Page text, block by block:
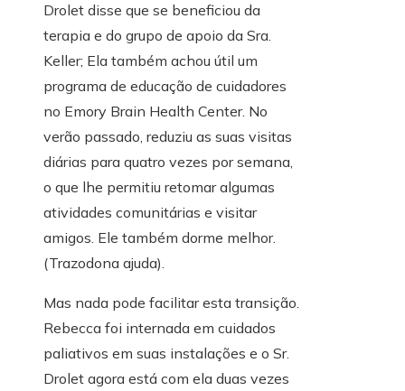
Drolet disse que se beneficiou da
terapia e do grupo de apoio da Sra.
Keller; Ela também achou útil um
programa de educação de cuidadores
no Emory Brain Health Center. No
verão passado, reduziu as suas visitas
diárias para quatro vezes por semana,
o que lhe permitiu retomar algumas
atividades comunitárias e visitar
amigos. Ele também dorme melhor.
(Trazodona ajuda).
Mas nada pode facilitar esta transição.
Rebecca foi internada em cuidados
paliativos em suas instalações e o Sr.
Drolet agora está com ela duas vezes